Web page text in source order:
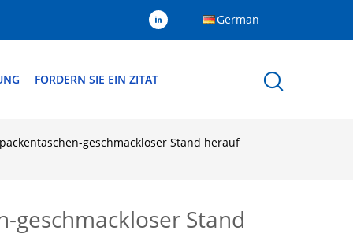
German
FORDERN SIE EIN ZITAT
geschmackloser Stand herauf
geschmackloser Stand